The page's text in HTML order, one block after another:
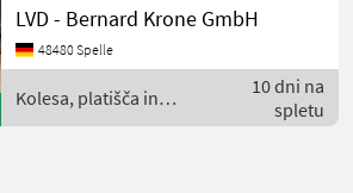
Druga kolesa, platišča in
pnevmatike
LVD - Bernard Krone GmbH
48480 Spelle
Kolesa, platišča in
pnevmatike / Mitas
10 dni na
spletu